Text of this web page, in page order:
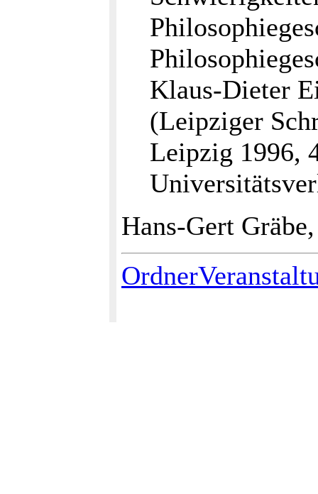
Klaus-Dieter
(Leipziger
Leipzig 1996,
Hans-Gert